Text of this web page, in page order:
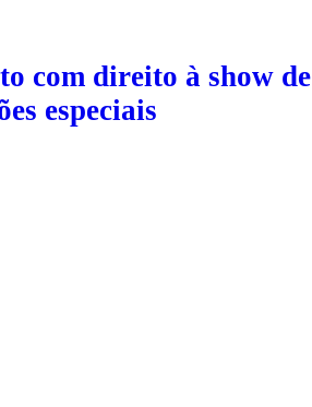
com direito à show de
especiais